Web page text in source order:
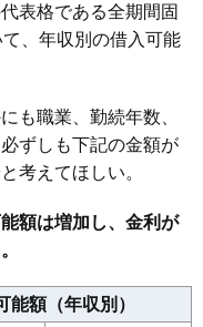
表格である全期間固
、年収別の借入可能
も職業、勤続年数、
ずしも下記の金額が
考えてほしい。
額は増加し、金利が
額（年収別）